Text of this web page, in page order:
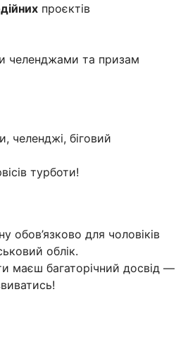
проєктів
челенджами та призам
челенджі, біговий
турботи!
обов’язково для чоловіків
облік.
маєш багаторічний досвід —